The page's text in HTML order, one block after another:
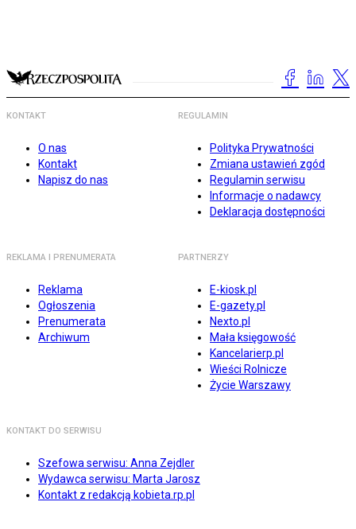
KONTAKT
O nas
Kontakt
Napisz do nas
REGULAMIN
Polityka Prywatności
Zmiana ustawień zgód
Regulamin serwisu
Informacje o nadawcy
Deklaracja dostępności
REKLAMA I PRENUMERATA
Reklama
Ogłoszenia
Prenumerata
Archiwum
PARTNERZY
E-kiosk.pl
E-gazety.pl
Nexto.pl
Mała księgowość
Kancelarierp.pl
Wieści Rolnicze
Życie Warszawy
KONTAKT DO SERWISU
Szefowa serwisu: Anna Zejdler
Wydawca serwisu: Marta Jarosz
Kontakt z redakcją kobieta.rp.pl